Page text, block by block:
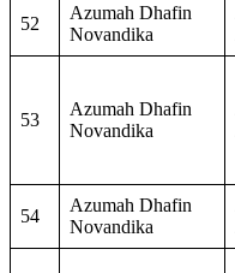
52
Azumah Dhafin
Novandika
53
Azumah Dhafin
Novandika
54
Azumah Dhafin
Novandika